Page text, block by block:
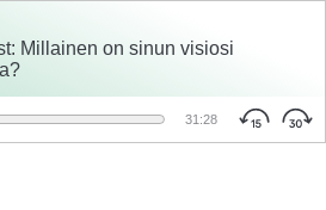
Millainen on sinun visiosi
31:28